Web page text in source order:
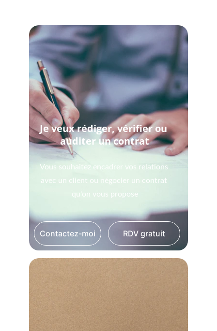
Je veux rédiger, vérifier ou
auditer un contrat
Vous souhaitez encadrer vos relations
avec un client ou négocier un contrat
qu'on vous propose
RDV gratuit
Contactez-moi